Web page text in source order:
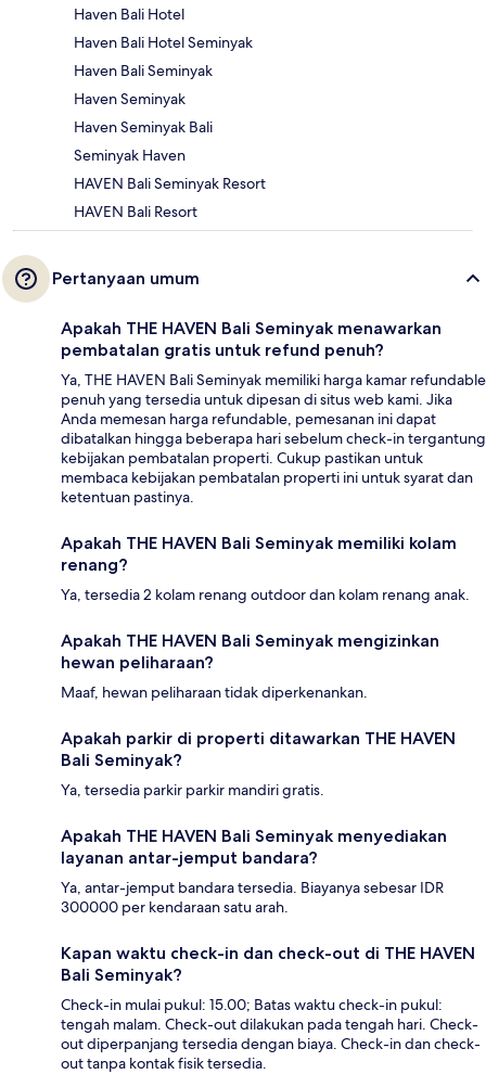
Haven Bali Hotel
Haven Bali Hotel Seminyak
Haven Bali Seminyak
Haven Seminyak
Haven Seminyak Bali
Seminyak Haven
HAVEN Bali Seminyak Resort
HAVEN Bali Resort
Pertanyaan umum
Apakah THE HAVEN Bali Seminyak menawarkan
pembatalan gratis untuk refund penuh?
Ya, THE HAVEN Bali Seminyak memiliki harga kamar refundable
penuh yang tersedia untuk dipesan di situs web kami. Jika
Anda memesan harga refundable, pemesanan ini dapat
dibatalkan hingga beberapa hari sebelum check-in tergantung
kebijakan pembatalan properti. Cukup pastikan untuk
membaca kebijakan pembatalan properti ini untuk syarat dan
ketentuan pastinya.
Apakah THE HAVEN Bali Seminyak memiliki kolam
renang?
Ya, tersedia 2 kolam renang outdoor dan kolam renang anak.
Apakah THE HAVEN Bali Seminyak mengizinkan
hewan peliharaan?
Maaf, hewan peliharaan tidak diperkenankan.
Apakah parkir di properti ditawarkan THE HAVEN
Bali Seminyak?
Ya, tersedia parkir parkir mandiri gratis.
Apakah THE HAVEN Bali Seminyak menyediakan
layanan antar-jemput bandara?
Ya, antar-jemput bandara tersedia. Biayanya sebesar IDR
300000 per kendaraan satu arah.
Kapan waktu check-in dan check-out di THE HAVEN
Bali Seminyak?
Check-in mulai pukul: 15.00; Batas waktu check-in pukul:
tengah malam. Check-out dilakukan pada tengah hari. Check-
out diperpanjang tersedia dengan biaya. Check-in dan check-
out tanpa kontak fisik tersedia.